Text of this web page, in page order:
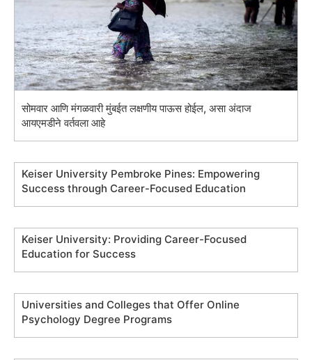
सोमवार आणि मंगळवारी मुंबईत लक्षणीय पाऊस होईल, असा अंदाज
आयएमडीने वर्तवला आहे
Keiser University Pembroke Pines: Empowering
Success through Career-Focused Education
Keiser University: Providing Career-Focused
Education for Success
Universities and Colleges that Offer Online
Psychology Degree Programs